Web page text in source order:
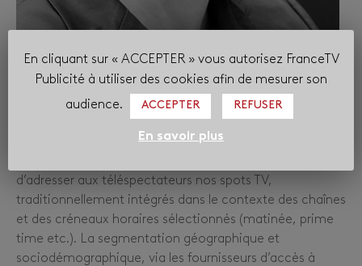
Responsable Communication Corporate, Mutuelle
d’adresser aux téléspectateurs nos spots TV,
traditionnellement intégrés dans le contexte des chaînes
et des créneaux horaires sélectionnés (matinée, prime
time etc.). La segmentation géographique et
sociodémographique, via les fournisseurs d’accès à
En cliquant sur « ACCEPTER » vous autorisez FranceTV
Publicité à utiliser des cookies afin de mesurer son
audience.
ACCEPTER REFUSER
En savoir plus